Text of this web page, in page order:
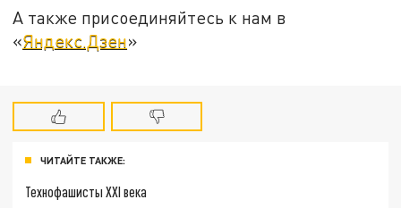
А также присоединяйтесь к нам в
«Яндекс.Дзен»
ЧИТАЙТЕ ТАКЖЕ:
Технофашисты XXI века